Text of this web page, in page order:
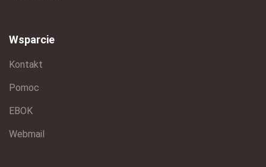
Wsparcie
Kontakt
Pomoc
EBOK
Webmail